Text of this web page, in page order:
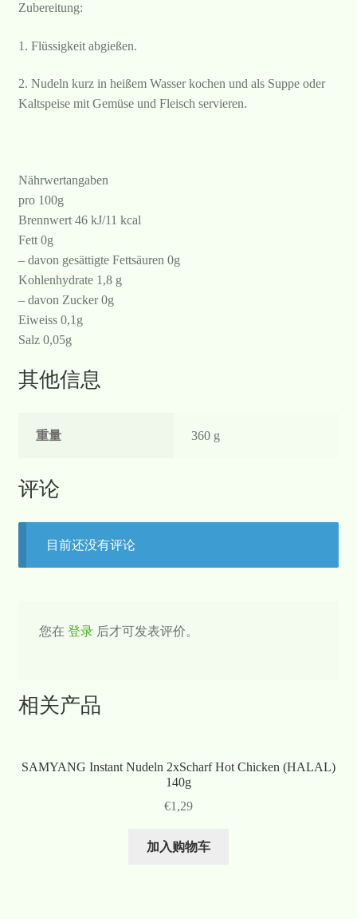
Zubereitung:
1. Flüssigkeit abgießen.
2. Nudeln kurz in heißem Wasser kochen und als Suppe oder
Kaltspeise mit Gemüse und Fleisch servieren.
Nährwertangaben
pro 100g
Brennwert 46 kJ/11 kcal
Fett 0g
– davon gesättigte Fettsäuren 0g
Kohlenhydrate 1,8 g
– davon Zucker 0g
Eiweiss 0,1g
Salz 0,05g
其他信息
重量 360 g
评论
目前还没有评论
您在 登录后才可发表评价。
相关产品
SAMYANG Instant Nudeln 2xScharf Hot Chicken (HALAL)
140g
€1,29
加入购物车